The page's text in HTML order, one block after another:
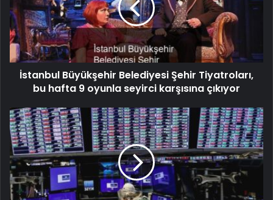
İstanbul Büyükşehir Belediyesi Şehir Tiyatroları,
bu hafta 9 oyunla seyirci karşısına çıkıyor